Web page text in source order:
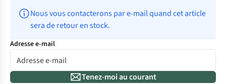
Nous vous contacterons par e-mail quand cet article
sera de retour en stock.
Adresse e-mail
Tenez-moi au courant